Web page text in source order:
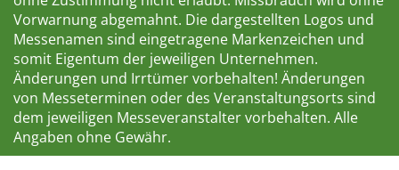
Vorwarnung abgemahnt. Die dargestellten Logos und
Messenamen sind eingetragene Markenzeichen und
somit Eigentum der jeweiligen Unternehmen.
Änderungen und Irrtümer vorbehalten! Änderungen
von Messeterminen oder des Veranstaltungsorts sind
dem jeweiligen Messeveranstalter vorbehalten. Alle
Angaben ohne Gewähr.